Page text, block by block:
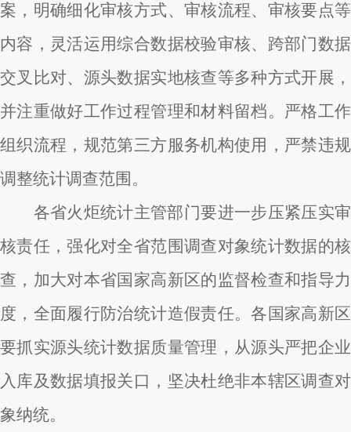
案，明确细化审核方式、审核流程、审核要点等
内容，灵活运用综合数据校验审核、跨部门数据
交叉比对、源头数据实地核查等多种方式开展，
并注重做好工作过程管理和材料留档。严格工作
组织流程，规范第三方服务机构使用，严禁违规
调整统计调查范围。
各省火炬统计主管部门要进一步压紧压实审
核责任，强化对全省范围调查对象统计数据的核
查，加大对本省国家高新区的监督检查和指导力
度，全面履行防治统计造假责任。各国家高新区
要抓实源头统计数据质量管理，从源头严把企业
入库及数据填报关口，坚决杜绝非本辖区调查对
象纳统。